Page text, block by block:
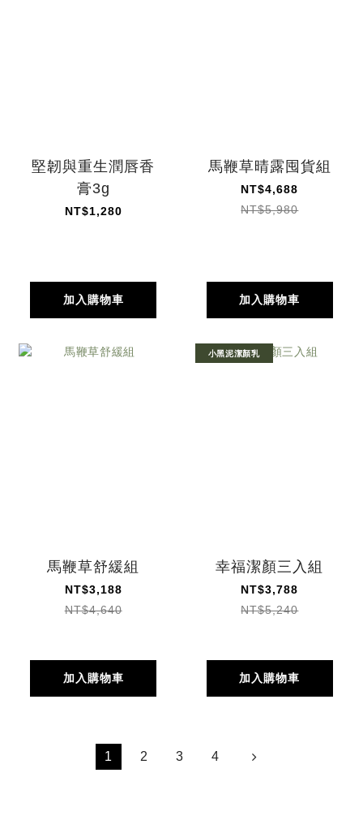
堅韌與重生潤唇香
膏3g
NT$1,280
加入購物車
馬鞭草晴露囤貨組
NT$4,688
NT$5,980
加入購物車
馬鞭草舒緩組
NT$3,188
NT$4,640
加入購物車
小黑泥潔顏乳
幸福潔顏三入組
NT$3,788
NT$5,240
加入購物車
1 2 3 4